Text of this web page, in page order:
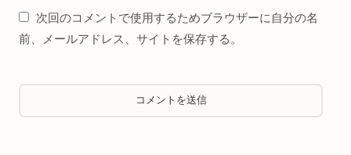
次回のコメントで使用するためブラウザーに自分の名
前、メールアドレス、サイトを保存する。